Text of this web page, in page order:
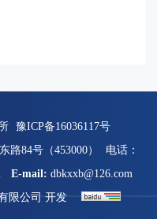
豫ICP备16036117号
84号（453000）
电话：
E-mail: dbkxxb@126.com
限公司 开发